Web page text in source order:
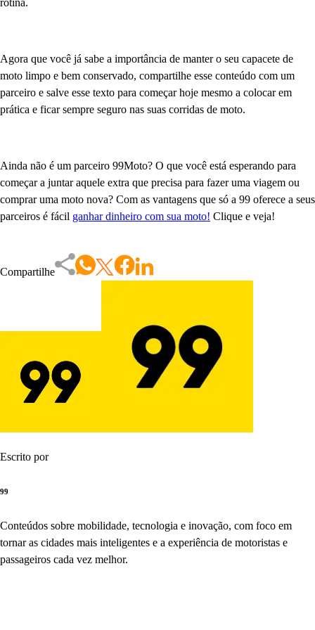
Agora que você já sabe a importância de manter o seu capacete de
moto limpo e bem conservado, compartilhe esse conteúdo com um
parceiro e salve esse texto para começar hoje mesmo a colocar em
prática e ficar sempre seguro nas suas corridas de moto.
Ainda não é um parceiro 99Moto? O que você está esperando para
começar a juntar aquele extra que precisa para fazer uma viagem ou
comprar uma moto nova? Com as vantagens que só a 99 oferece a seus
parceiros é fácil ganhar dinheiro com sua moto! Clique e veja!
Compartilhe
Escrito por
99
Conteúdos sobre mobilidade, tecnologia e inovação, com foco em
tornar as cidades mais inteligentes e a experiência de motoristas e
passageiros cada vez melhor.